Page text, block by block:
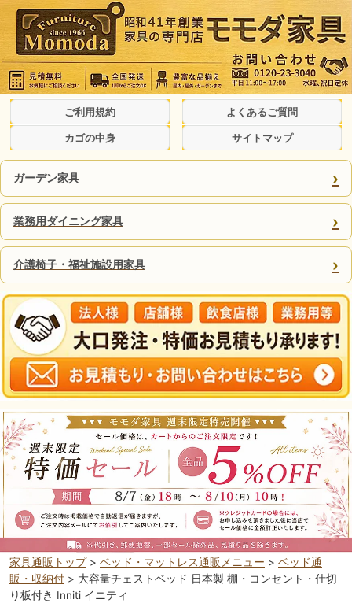
ご利用規約 よくあるご質問
カゴの中身 サイトマップ
ガーデン家具 ›
業務用ダイニング家具 ›
介護椅子・福祉施設用家具 ›
家具通販トップ> ベッド・マットレス通販メニュー > ベッド通
販・収納付 > 大容量チェストベッド 日本製 棚・コンセント・仕切
り板付き Inniti イニティ